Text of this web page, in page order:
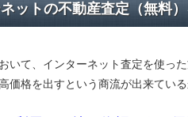
ットの不動産査定（無料
いて、インターネット査定を使っ
価格を出すという商流が出来ている